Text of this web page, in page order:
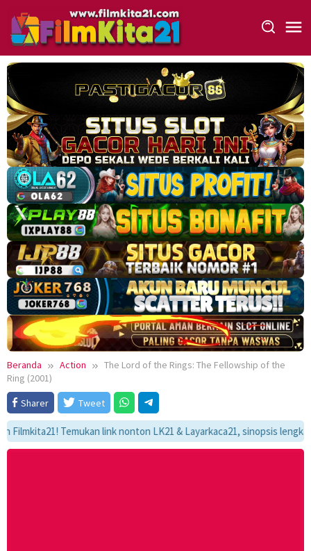
konten
Beranda Action
The Lord of the Rings: The Fellowship of the
Ring (2001)
Sharer
Tweet
Temukan link nonton LK21 & Layarkaca21, sinopsis lengkap,